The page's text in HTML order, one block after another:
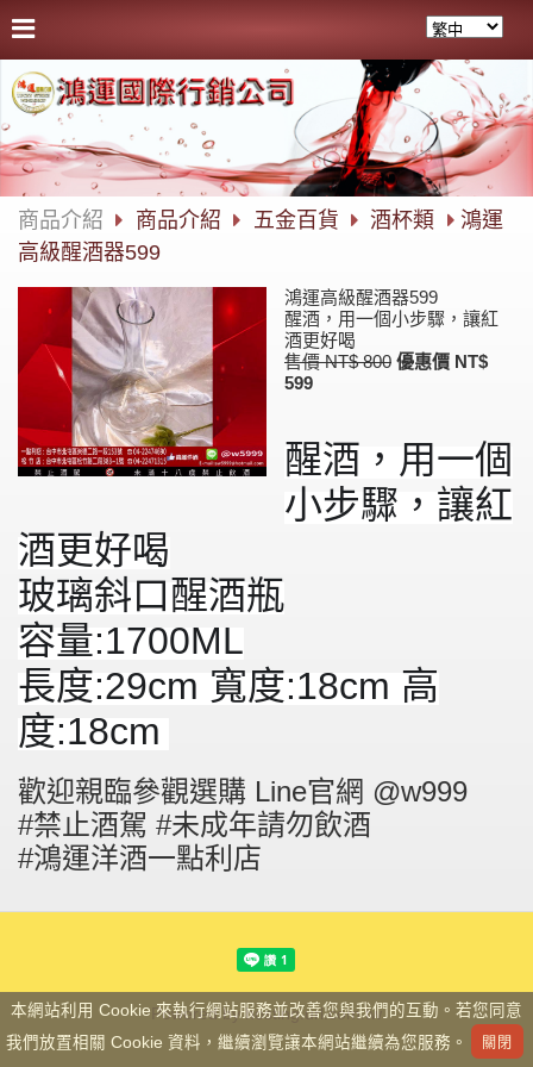
商品介紹 商品介紹 五金百貨 酒杯類
鴻運
高級醒酒器599
鴻運高級醒酒器599
醒酒，用一個小步驟，讓紅
酒更好喝
售價 NT$ 800 優惠價 NT$
599
醒酒，用一個
小步驟，讓紅
酒更好喝
玻璃斜口醒酒瓶
容量:1700ML
長度:29cm 寬度:18cm 高
度:18cm
歡迎親臨參觀選購 Line官網 @w999
#禁止酒駕 #未成年請勿飲酒
#鴻運洋酒一點利店
Powered by hosting.url.com.tw
本網站利用 Cookie 來執行網站服務並改善您與我們的互動。若您同意
我們放置相關 Cookie 資料，繼續瀏覽讓本網站繼續為您服務。